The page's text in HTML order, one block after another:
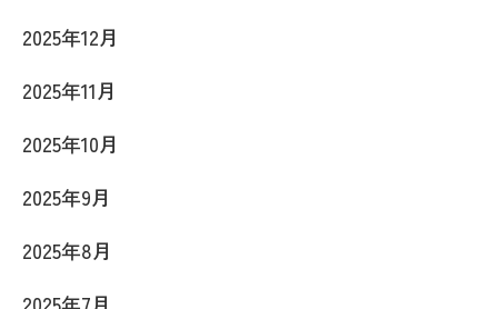
2025年12月
2025年11月
2025年10月
2025年9月
2025年8月